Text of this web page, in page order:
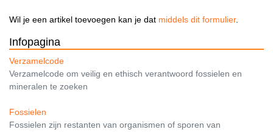
Wil je een artikel toevoegen kan je dat middels dit formulier.
Infopagina
Verzamelcode
Verzamelcode om veilig en ethisch verantwoord fossielen en
mineralen te zoeken
Fossielen
Fossielen zijn restanten van organismen of sporen van